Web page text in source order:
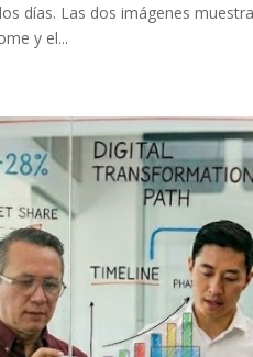
días. Las dos imágenes
y el...